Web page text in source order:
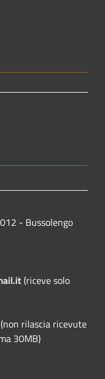
- Bussolengo
(riceve solo
(non rilascia ricevute
30MB)